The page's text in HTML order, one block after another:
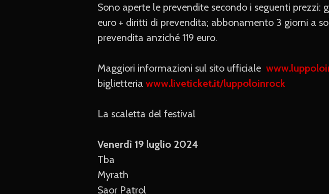
Sono aperte le prevendite secondo i seguenti prezzi:
euro + diritti di prevendita; abbonamento 3 giorni a
prevendita anziché 119 euro.
Maggiori informazioni sul sito ufficiale
biglietteria www.liveticket.it/luppoloinrock
La scaletta del festival
Venerdì 19 luglio 2024
Tba
Myrath
Saor Patrol